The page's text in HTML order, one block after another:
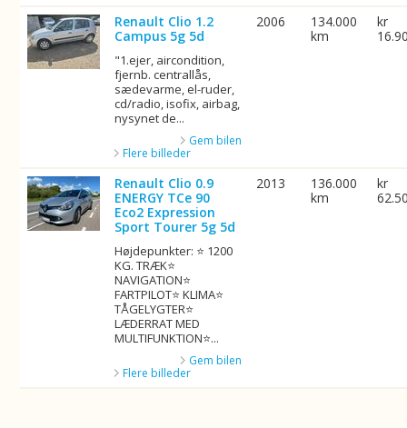
Renault Clio 1.2
Campus 5g 5d
"1.ejer, aircondition,
fjernb. centrallås,
sædevarme, el-ruder,
cd/radio, isofix, airbag,
nysynet de...
Gem bilen
Flere billeder
2006
134.000
km
kr
Renault Clio 0.9
ENERGY TCe 90
Eco2 Expression
Sport Tourer 5g 5d
Højdepunkter: ⭐ 1200
KG. TRÆK⭐
NAVIGATION⭐
FARTPILOT⭐ KLIMA⭐
TÅGELYGTER⭐
LÆDERRAT MED
MULTIFUNKTION⭐...
Gem bilen
Flere billeder
2013
136.000
km
kr